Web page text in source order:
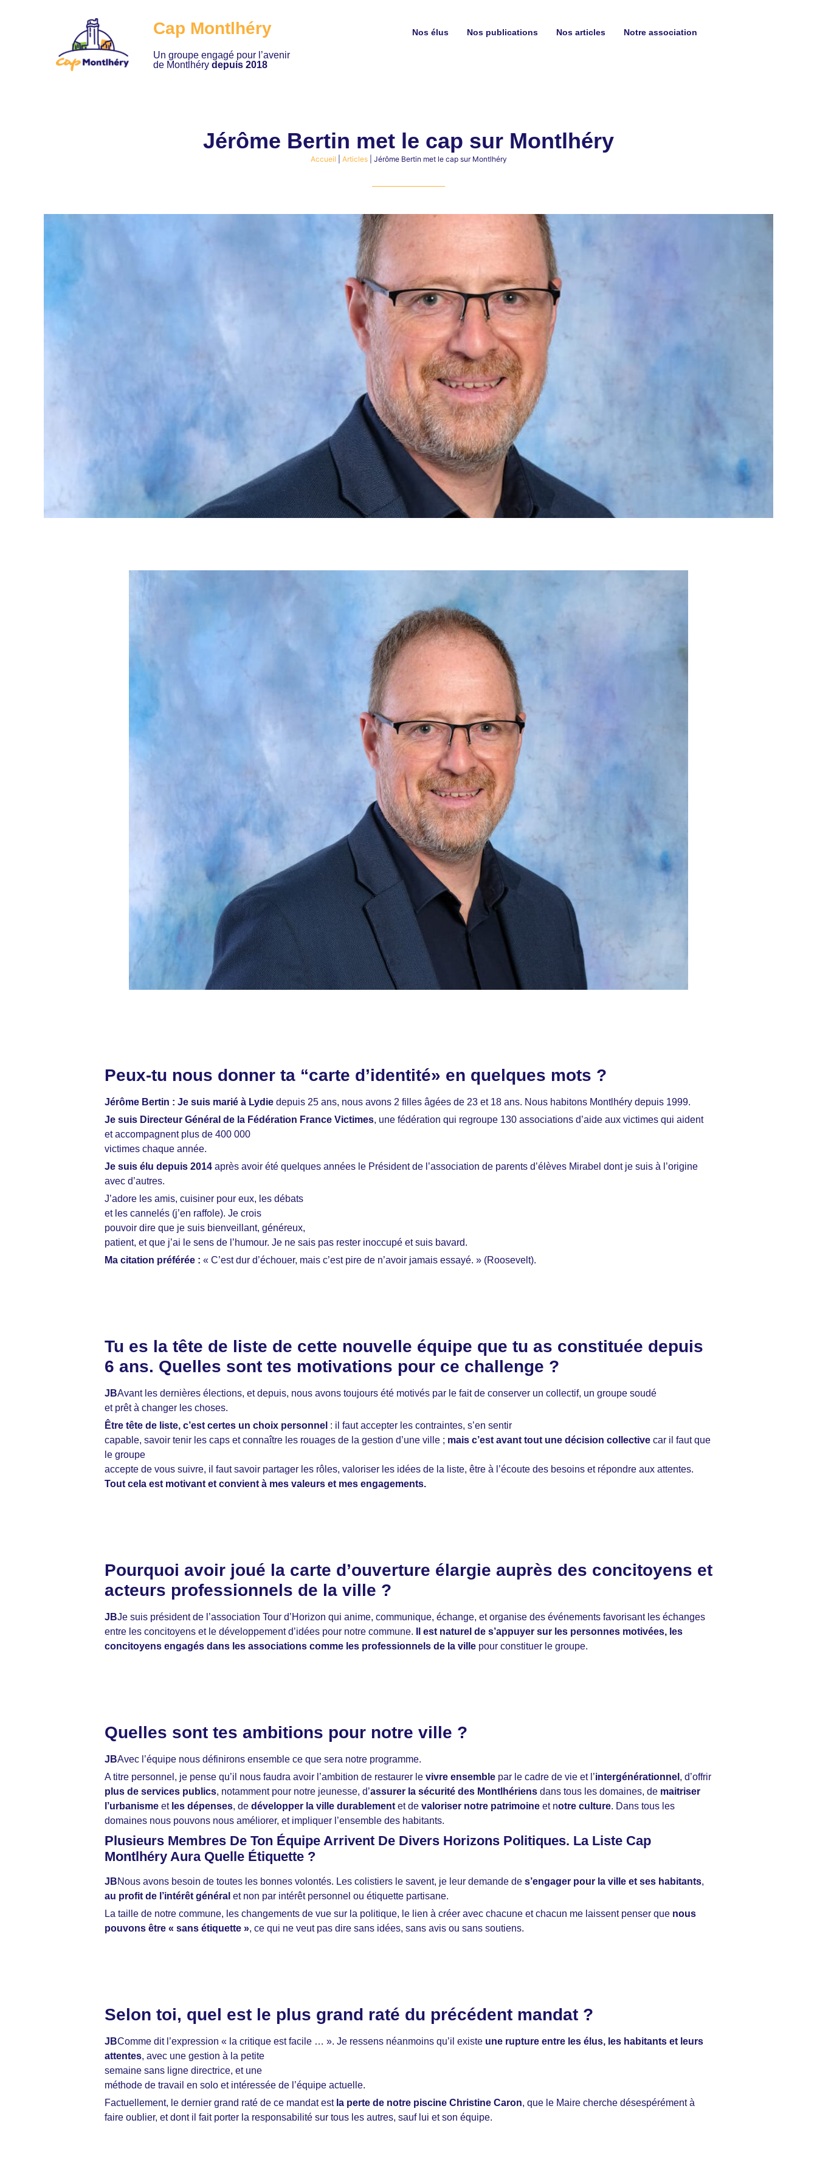
Cap Montlhéry
Un groupe engagé pour l’avenir
de Montlhéry depuis 2018
Nos élus Nos publications Nos articles Notre association
Jérôme Bertin met le cap sur Montlhéry
Accueil Articles| Jérôme Bertin met le cap sur Montlhéry
Peux-tu nous donner ta “carte d’identité» en quelques mots ?
Jérôme Bertin : Je suis marié à Lydie depuis 25 ans, nous avons 2 filles âgées de 23 et 18 ans. Nous habitons Montlhéry depuis 1999.
Je suis Directeur Général de la Fédération France Victimes, une fédération qui regroupe 130 associations d’aide aux victimes qui aident
et accompagnent plus de 400 000
victimes chaque année.
Je suis élu depuis 2014 après avoir été quelques années le Président de l’association de parents d’élèves Mirabel dont je suis à l’origine
avec d’autres.
J’adore les amis, cuisiner pour eux, les débats
et les cannelés (j’en raffole). Je crois
pouvoir dire que je suis bienveillant, généreux,
patient, et que j’ai le sens de l’humour. Je ne sais pas rester inoccupé et suis bavard.
Ma citation préférée : « C’est dur d’échouer, mais c’est pire de n’avoir jamais essayé. » (Roosevelt).
Tu es la tête de liste de cette nouvelle équipe que tu as constituée depuis
6 ans. Quelles sont tes motivations pour ce challenge ?
JBAvant les dernières élections, et depuis, nous avons toujours été motivés par le fait de conserver un collectif, un groupe soudé
et prêt à changer les choses.
Être tête de liste, c’est certes un choix personnel : il faut accepter les contraintes, s’en sentir
capable, savoir tenir les caps et connaître les rouages de la gestion d’une ville ; mais c’est avant tout une décision collective car il faut que
le groupe
accepte de vous suivre, il faut savoir partager les rôles, valoriser les idées de la liste, être à l’écoute des besoins et répondre aux attentes.
Tout cela est motivant et convient à mes valeurs et mes engagements.
Pourquoi avoir joué la carte d’ouverture élargie auprès des concitoyens et
acteurs professionnels de la ville ?
JBJe suis président de l’association Tour d’Horizon qui anime, communique, échange, et organise des événements favorisant les échanges
entre les concitoyens et le développement d’idées pour notre commune.
Il est naturel de s’appuyer sur les personnes motivées, les
concitoyens engagés dans les associations comme les professionnels de la ville pour constituer le groupe.
Quelles sont tes ambitions pour notre ville ?
JBAvec l’équipe nous définirons ensemble ce que sera notre programme.
A titre personnel, je pense qu’il nous faudra avoir l’ambition de restaurer le vivre ensemble par le cadre de vie et l’intergénérationnel , d’offrir
plus de services publics, notamment pour notre jeunesse, d’assurer la sécurité des Montlhériens dans tous les domaines, de maitriser
l’urbanisme et les dépenses, de développer la ville durablement et de valoriser notre patrimoine et notre culture. Dans tous les
domaines nous pouvons nous améliorer, et impliquer l’ensemble des habitants.
Plusieurs Membres De Ton Équipe Arrivent De Divers Horizons Politiques. La Liste Cap
Montlhéry Aura Quelle Étiquette ?
JBNous avons besoin de toutes les bonnes volontés. Les colistiers le savent, je leur demande de s’engager pour la ville et ses habitants,
au profit de l’intérêt général et non par intérêt personnel ou étiquette partisane.
La taille de notre commune, les changements de vue sur la politique, le lien à créer avec chacune et chacun me laissent penser que nous
pouvons être « sans étiquette », ce qui ne veut pas dire sans idées, sans avis ou sans soutiens.
Selon toi, quel est le plus grand raté du précédent mandat ?
JBComme dit l’expression « la critique est facile … ». Je ressens néanmoins qu’il existe une rupture entre les élus, les habitants et leurs
attentes, avec une gestion à la petite
semaine sans ligne directrice, et une
méthode de travail en solo et intéressée de l’équipe actuelle.
Factuellement, le dernier grand raté de ce mandat est la perte de notre piscine Christine Caron, que le Maire cherche désespérément à
faire oublier, et dont il fait porter la responsabilité sur tous les autres, sauf lui et son équipe.